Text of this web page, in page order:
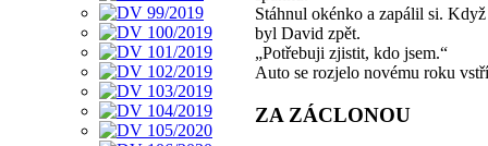
Stáhnul okénko a zapálil si.
byl David zpět.
„Potřebuji zjistit, kdo jsem.“
Auto se rozjelo novému roku
ZA ZÁCLONOU